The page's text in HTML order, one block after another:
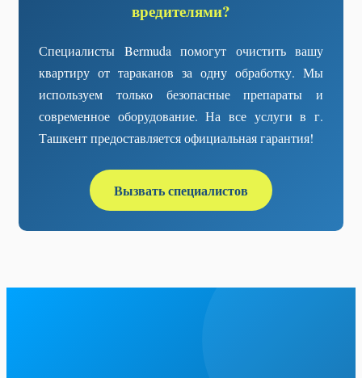
вредителями?
Специалисты Bermuda помогут очистить вашу
квартиру от тараканов за одну обработку. Мы
используем только безопасные препараты и
современное оборудование. На все услуги в г.
Ташкент предоставляется официальная гарантия!
Вызвать специалистов